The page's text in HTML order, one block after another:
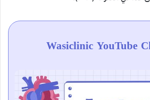
Wasiclinic YouTube